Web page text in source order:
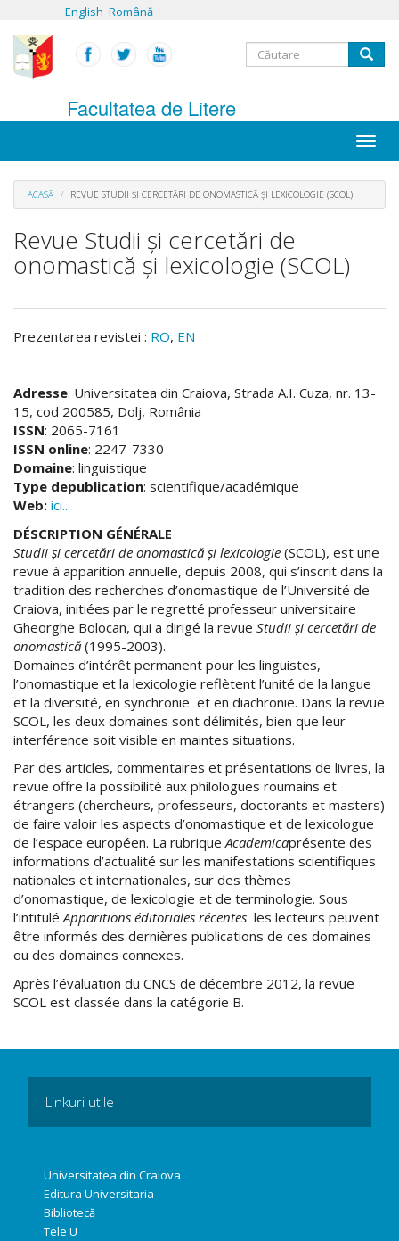
conţinutul
principal
English Română
Formular
căutare
Facultatea de Litere
Toggle
ACASĂ REVUE STUDII ŞI CERCETĂRI DE ONOMASTICĂ ŞI LEXICOLOGIE (SCOL)
Revue Studii şi cercetări de
onomastică şi lexicologie (SCOL)
Prezentarea revistei : RO, EN
Adresse: Universitatea din Craiova, Strada A.I. Cuza, nr. 13-
15, cod 200585, Dolj, România
ISSN: 2065-7161
ISSN online: 2247-7330
Domaine: linguistique
Type depublication: scientifique/académique
Web: ici...
DÉSCRIPTION GÉNÉRALE
Studii şi cercetări de onomastică şi lexicologie (SCOL), est une
revue à apparition annuelle, depuis 2008, qui s’inscrit dans la
tradition des recherches d’onomastique de l’Université de
Craiova, initiées par le regretté professeur universitaire
Gheorghe Bolocan, qui a dirigé la revue Studii şi cercetări de
onomastică (1995-2003).
Domaines d’intérêt permanent pour les linguistes,
l’onomastique et la lexicologie reflètent l’unité de la langue
et la diversité, en synchronie et en diachronie. Dans la revue
SCOL, les deux domaines sont délimités, bien que leur
interférence soit visible en maintes situations.
Par des articles, commentaires et présentations de livres, la
revue offre la possibilité aux philologues roumains et
étrangers (chercheurs, professeurs, doctorants et masters)
de faire valoir les aspects d’onomastique et de lexicologue
de l’espace européen. La rubrique Academicaprésente des
informations d’actualité sur les manifestations scientifiques
nationales et internationales, sur des thèmes
d’onomastique, de lexicologie et de terminologie. Sous
l’intitulé Apparitions éditoriales récentes les lecteurs peuvent
être informés des dernières publications de ces domaines
ou des domaines connexes.
Après l’évaluation du CNCS de décembre 2012, la revue
SCOL est classée dans la catégorie B.
Linkuri utile
Universitatea din Craiova
Editura Universitaria
Bibliotecă
Tele U